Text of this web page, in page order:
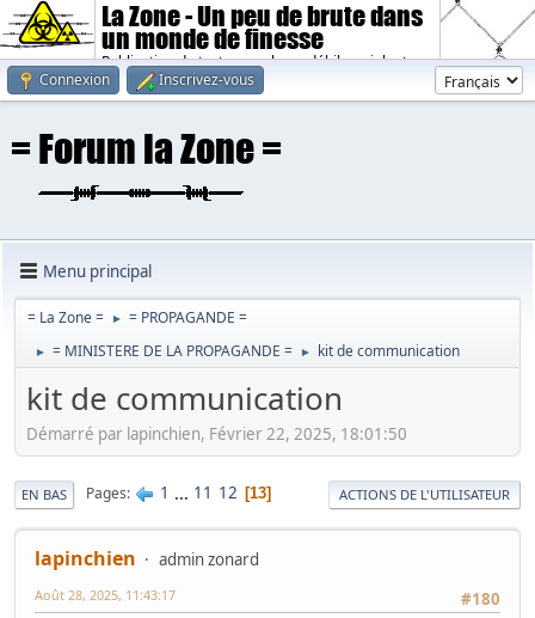
La Zone - Un peu de brute dans
un monde de finesse
Publication de textes sombres, débiles, violents.
Connexion
Inscrivez-vous
Menu principal
= La Zone = ► = PROPAGANDE =
► = MINISTERE DE LA PROPAGANDE = ► kit de communication
kit de communication
Démarré par lapinchien, Février 22, 2025, 18:01:50
EN BAS Pages 1 ... 11 12 13 ACTIONS DE L'UTILISATEUR
lapinchien
admin zonard
#180
Août 28, 2025, 11:43:17